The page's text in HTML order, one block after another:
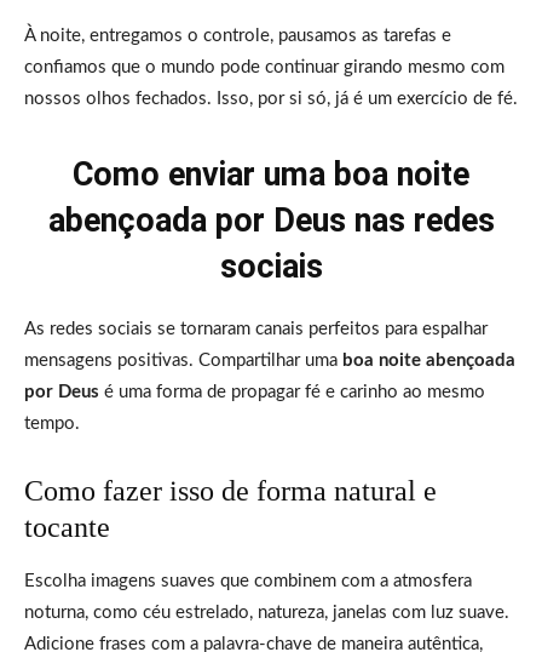
À noite, entregamos o controle, pausamos as tarefas e
confiamos que o mundo pode continuar girando mesmo com
nossos olhos fechados. Isso, por si só, já é um exercício de fé.
Como enviar uma boa noite
abençoada por Deus nas redes
sociais
As redes sociais se tornaram canais perfeitos para espalhar
mensagens positivas. Compartilhar uma boa noite abençoada
por Deus é uma forma de propagar fé e carinho ao mesmo
tempo.
Como fazer isso de forma natural e
tocante
Escolha imagens suaves que combinem com a atmosfera
noturna, como céu estrelado, natureza, janelas com luz suave.
Adicione frases com a palavra-chave de maneira autêntica,